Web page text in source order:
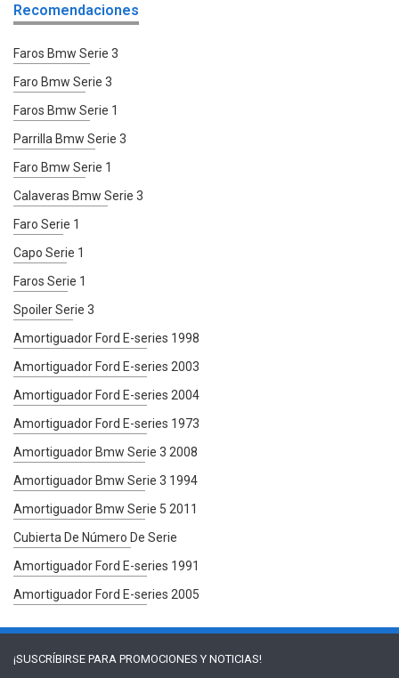
Recomendaciones
Faros Bmw Serie 3
Faro Bmw Serie 3
Faros Bmw Serie 1
Parrilla Bmw Serie 3
Faro Bmw Serie 1
Calaveras Bmw Serie 3
Faro Serie 1
Capo Serie 1
Faros Serie 1
Spoiler Serie 3
Amortiguador Ford E-series 1998
Amortiguador Ford E-series 2003
Amortiguador Ford E-series 2004
Amortiguador Ford E-series 1973
Amortiguador Bmw Serie 3 2008
Amortiguador Bmw Serie 3 1994
Amortiguador Bmw Serie 5 2011
Cubierta De Número De Serie
Amortiguador Ford E-series 1991
Amortiguador Ford E-series 2005
¡SUSCRÍBIRSE PARA PROMOCIONES Y NOTICIAS!